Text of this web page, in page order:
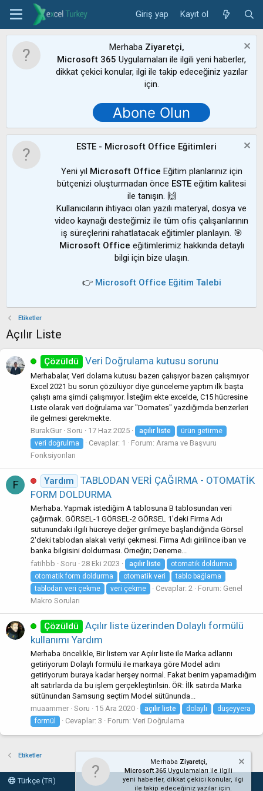
Giriş yap Kayıt ol
Merhaba Ziyaretçi,
Microsoft 365 Uygulamaları ile ilgili yeni haberler,
dikkat çekici konular, ilgi ile takip edeceğiniz yazılar
için.
Abone Olun
ESTE - Microsoft Office Eğitimleri
Yeni yıl Microsoft Office Eğitim planlarınız için
bütçenizi oluşturmadan önce ESTE eğitim kalitesi
ile tanışın. 🙌
Kullanıcıların ihtiyacı olan yazılı materyal, dosya ve
video kaynağı desteğimiz ile tüm ofis çalışanlarının
iş süreçlerini rahatlatacak eğitimler planlayın. 🎯
Microsoft Office eğitimlerimiz hakkında detaylı
bilgi için bize ulaşın.
👉 Microsoft Office Eğitim Talebi
Etiketler
Açılır Liste
Çözüldü Veri Doğrulama kutusu sorunu
Merhabalar, Veri dolama kutusu bazen çalışıyor bazen çalışmıyor
Excel 2021 bu sorun çözülüyor diye günceleme yaptım ilk başta
çalıştı ama şimdi çalışmıyor. İsteğim ekte excelde, C15 hücresine
Liste olarak veri doğrulama var "Domates" yazdığımda benzerleri
ile gelmesi gerekmekte.
BurakGur Soru 17 Haz 2025 açılır liste
ürün getirme
veri doğrulma
Cevaplar: 1 Forum: Arama ve Başvuru
Fonksiyonları
F Yardım
TABLODAN VERİ ÇAĞIRMA - OTOMATİK
FORM DOLDURMA
Merhaba. Yapmak istediğim A tablosuna B tablosundan veri
çağırmak. GÖRSEL-1 GÖRSEL-2 GÖRSEL 1'deki Firma Adı
sütunundaki ilgili hücreye değer girilmeye başlandığında Görsel
2'deki tablodan alakalı veriyi çekmesi. Firma Adı girilince iban ve
banka bilgisini doldurması. Örneğin; Deneme...
fatihbb
Soru 28 Eki 2023 açılır liste
otomatik doldurma
otomatik form doldurma
otomatik veri
tablo bağlama
tablodan veri çekme
veri çekme Cevaplar: 2 Forum: Genel
Makro Soruları
Çözüldü
Açılır liste üzerinden Dolaylı formülü
kullanımı Yardım
Merhaba öncelikle, Bir listem var Açılır liste ile Marka adlarını
getiriyorum Dolaylı formülü ile markaya göre Model adını
getiriyorum buraya kadar herşey normal. Fakat benim yapamadığım
alt satırlarda da bu işlem gerçekleştirilsin. ÖR: İlk satırda Marka
sütünundan Samsung seçtim Model sütünunda...
muaammer Soru 15 Ara 2020 açılır liste dolaylı
düşeyyera
formül
Cevaplar: 3 Forum: Veri Doğrulama
Etiketler
Türkçe (TR)
Merhaba Ziyaretçi,
Microsoft 365Uygulamaları ile ilgili
yeni haberler, dikkat çekici konular, ilgi
ile takip edeceğiniz yazılar için.